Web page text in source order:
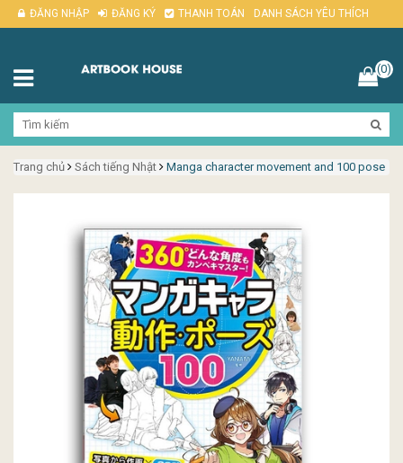
ĐĂNG NHẬP ĐĂNG KÝ THANH TOÁN DANH SÁCH YÊU THÍCH
(0)
Trang chủ Sách tiếng Nhật Manga character movement and 100 pose